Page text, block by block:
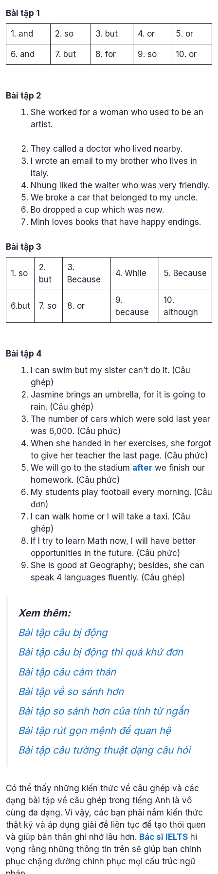
Bài tập 1
1. and 2. so 3. but 4. or 5. or
6. and 7. but 8. for 9. so 10. or
Bài tập 2
She worked for a woman who used to be an
artist.
They called a doctor who lived nearby.
I wrote an email to my brother who lives in
Italy.
Nhung liked the waiter who was very friendly.
We broke a car that belonged to my uncle.
Bo dropped a cup which was new.
Minh loves books that have happy endings.
Bài tập 3
1. so
2.
but
3.
Because
4. While 5. Because
6.but 7. so 8. or
9.
because
10.
although
Bài tập 4
I can swim but my sister can’t do it. (Câu
ghép)
Jasmine brings an umbrella, for it is going to
rain. (Câu ghép)
The number of cars which were sold last year
was 6,000. (Câu phức)
When she handed in her exercises, she forgot
to give her teacher the last page. (Câu phức)
We will go to the stadium after we finish our
homework. (Câu phức)
My students play football every morning. (Câu
đơn)
I can walk home or I will take a taxi. (Câu
ghép)
If I try to learn Math now, I will have better
opportunities in the future. (Câu phức)
She is good at Geography; besides, she can
speak 4 languages fluently. (Câu ghép)
Xem thêm:
Bài tập câu bị động
Bài tập câu bị động thì quá khứ đơn
Bài tập câu cảm thán
Bài tập về so sánh hơn
Bài tập so sánh hơn của tính từ ngắn
Bài tập rút gọn mệnh đề quan hệ
Bài tập câu tường thuật dạng câu hỏi
Có thể thấy những kiến thức về câu ghép và các
dạng bài tập về câu ghép trong tiếng Anh là vô
cùng đa dạng. Vì vậy, các bạn phải nắm kiến thức
thật kỹ và áp dụng giải đề liên tục để tạo thói quen
và giúp bản thân ghi nhớ lâu hơn. Bác sĩ IELTS hi
vọng rằng những thông tin trên sẽ giúp bạn chinh
phục chặng đường chinh phục mọi cấu trúc ngữ